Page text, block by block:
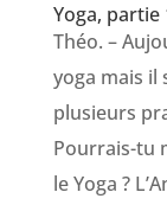
Yoga, partie
Théo. –
yoga mais il
plusieurs
Pourrais-tu
le Yoga ?